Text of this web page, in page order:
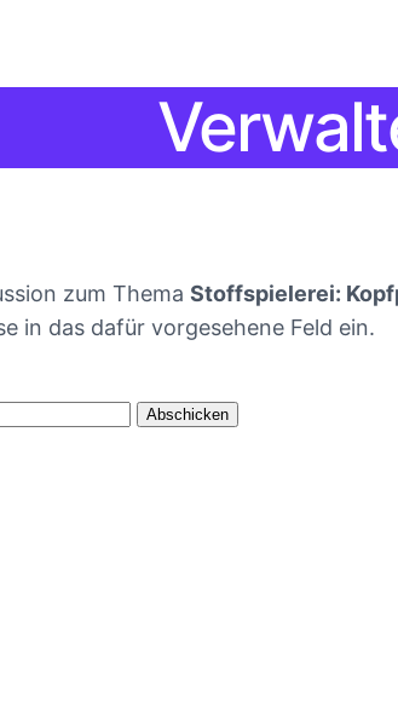
zum Thema Stoffspielerei:
in das dafür vorgesehene Feld ein.